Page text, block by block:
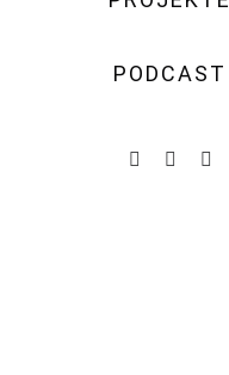
PODCAST